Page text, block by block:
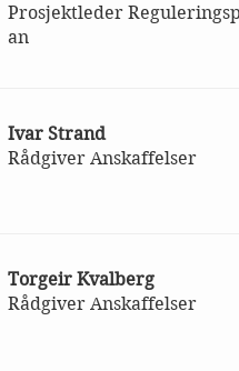
Prosjektleder
an
Ivar Strand
Rådgiver Anskaffelser
Torgeir Kvalberg
Rådgiver Anskaffelser